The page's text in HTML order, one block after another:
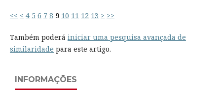
<< < 4 5 6 7 8 9 10 11 12 13 > >>
Também poderá iniciar uma pesquisa avançada de
similaridade para este artigo.
INFORMAÇÕES